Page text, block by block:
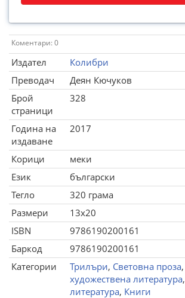
Коментари: 0
Издател
Колибри
Преводач
Деян Кючуков
Брой
страници
328
Година на
издаване
2017
Корици
меки
Език
български
Тегло
320 грама
Размери
13x20
ISBN
9786190200161
Баркод
9786190200161
Категории
Трилъри, Световна проза,
художествена литература,
литература, Книги